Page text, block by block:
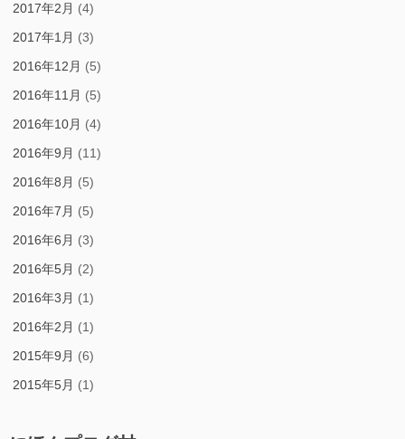
2017年2月 (4)
2017年1月 (3)
2016年12月 (5)
2016年11月 (5)
2016年10月 (4)
2016年9月 (11)
2016年8月 (5)
2016年7月 (5)
2016年6月 (3)
2016年5月 (2)
2016年3月 (1)
2016年2月 (1)
2015年9月 (6)
2015年5月 (1)